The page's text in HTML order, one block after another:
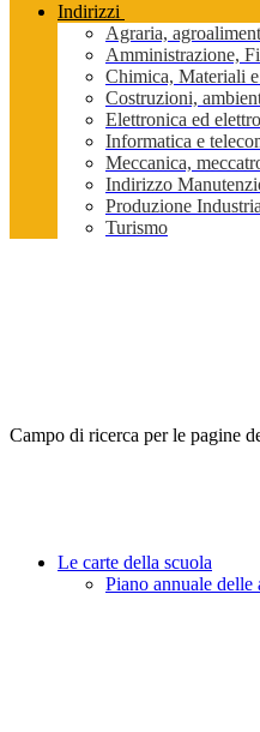
Indirizzi
Agraria,
Amministrazione,
Chimica, Materiali
Costruzioni,
Elettronica ed
Informatica e
Meccanica,
Indirizzo
Produzione
Turismo
Campo di ricerca per le pagine
Le carte della scuola
Piano annuale delle